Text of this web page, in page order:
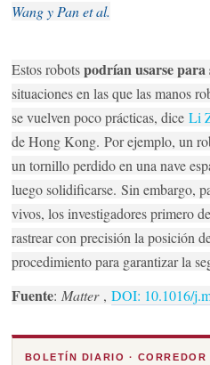
Wang y Pan et al.
Estos robotspodrían usarse para
situaciones en las que las manos
se vuelven poco prácticas, diceLi
de Hong Kong.Por ejemplo, un
un tornillo perdido en una nave
luego solidificarse.Sin embargo,
vivos, los investigadores primero
rastrear con precisión la posición
procedimiento para garantizar la
Fuente: Matter,DOI: 10.1016/
BOLETÍN DIARIO · CORREDOR